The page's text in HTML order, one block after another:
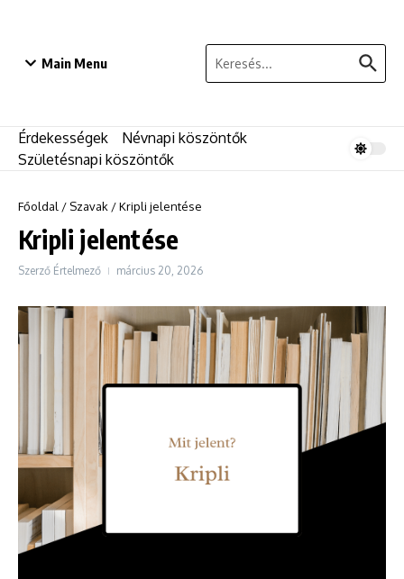
Main Menu
Keresés:
Érdekességek
Névnapi köszöntők
Születésnapi köszöntők
Főoldal / Szavak /Kripli jelentése
Kripli jelentése
Szerző Értelmező március 20, 2026